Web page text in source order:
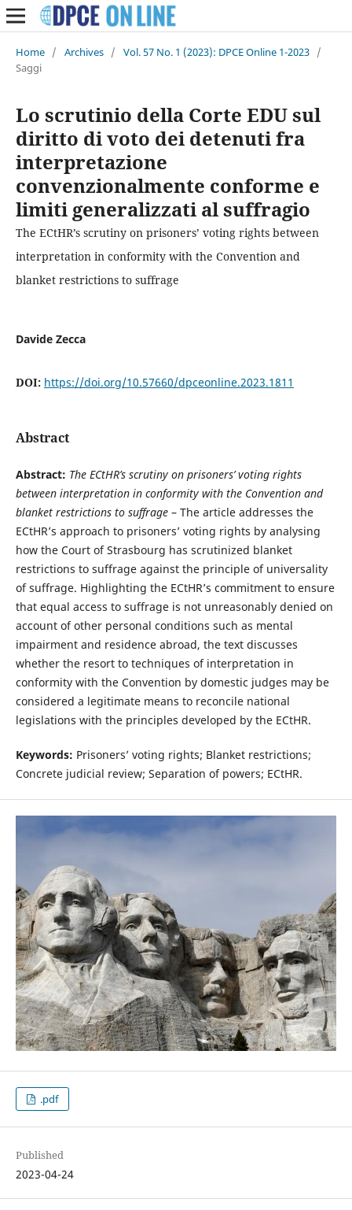
Home / Archives / Vol. 57 No. 1 (2023): DPCE Online 1-2023 /
Saggi
Lo scrutinio della Corte EDU sul
diritto di voto dei detenuti fra
interpretazione
convenzionalmente conforme e
limiti generalizzati al suffragio
The ECtHR’s scrutiny on prisoners’ voting rights between
interpretation in conformity with the Convention and
blanket restrictions to suffrage
Davide Zecca
DOI: https://doi.org/10.57660/dpceonline.2023.1811
Abstract
Abstract: The ECtHR’s scrutiny on prisoners’ voting rights
between interpretation in conformity with the Convention and
blanket restrictions to suffrage– The article addresses the
ECtHR’s approach to prisoners’ voting rights by analysing
how the Court of Strasbourg has scrutinized blanket
restrictions to suffrage against the principle of universality
of suffrage. Highlighting the ECtHR’s commitment to ensure
that equal access to suffrage is not unreasonably denied on
account of other personal conditions such as mental
impairment and residence abroad, the text discusses
whether the resort to techniques of interpretation in
conformity with the Convention by domestic judges may be
considered a legitimate means to reconcile national
legislations with the principles developed by the ECtHR.
Keywords: Prisoners’ voting rights; Blanket restrictions;
Concrete judicial review; Separation of powers; ECtHR.
.pdf
Published
2023-04-24